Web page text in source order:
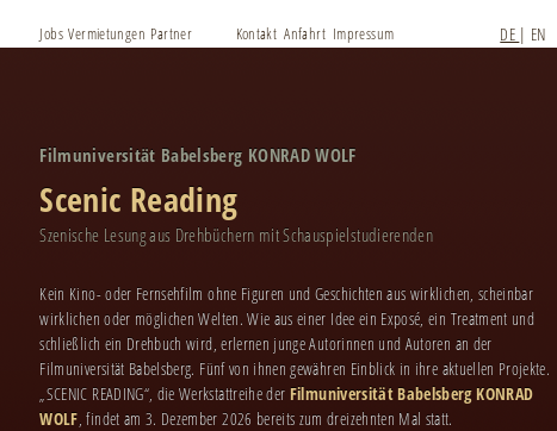
Jobs Vermietungen Partner
Kontakt Anfahrt Impressum
DE | EN
Filmuniversität Babelsberg KONRAD WOLF
Scenic Reading
Szenische Lesung aus Drehbüchern mit Schauspielstudierenden
Kein Kino- oder Fernsehfilm ohne Figuren und Geschichten aus wirklichen, scheinbar
wirklichen oder möglichen Welten. Wie aus einer Idee ein Exposé, ein Treatment und
schließlich ein Drehbuch wird, erlernen junge Autorinnen und Autoren an der
Filmuniversität Babelsberg. Fünf von ihnen gewähren Einblick in ihre aktuellen Projekte.
„SCENIC READING“, die Werkstattreihe der Filmuniversität Babelsberg KONRAD
WOLF, findet am 3. Dezember 2026 bereits zum dreizehnten Mal statt.